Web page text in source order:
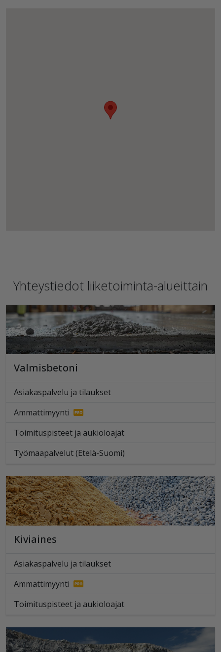
Yhteystiedot liiketoiminta-alueittain
Valmisbetoni
Asiakaspalvelu ja tilaukset
Ammattimyynti
Toimituspisteet ja aukioloajat
Työmaapalvelut (Etelä-Suomi)
Kiviaines
Asiakaspalvelu ja tilaukset
Ammattimyynti
Toimituspisteet ja aukioloajat